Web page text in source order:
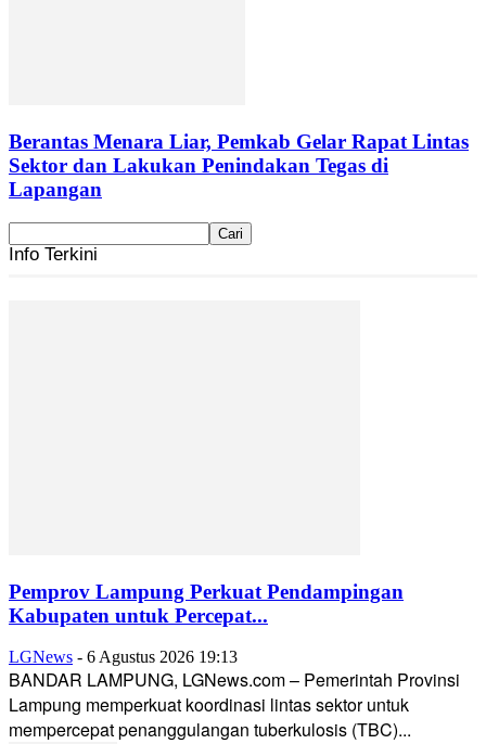
Berantas Menara Liar, Pemkab Gelar Rapat Lintas
Sektor dan Lakukan Penindakan Tegas di
Lapangan
Info Terkini
Pemprov Lampung Perkuat Pendampingan
Kabupaten untuk Percepat...
LGNews - 6 Agustus 2026 19:13
BANDAR LAMPUNG, LGNews.com – Pemerintah Provinsi
Lampung memperkuat koordinasi lintas sektor untuk
mempercepat penanggulangan tuberkulosis (TBC)...